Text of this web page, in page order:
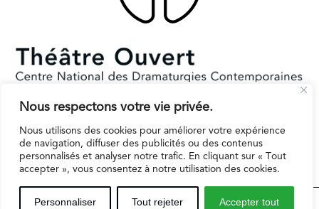
Nous respectons votre vie privée.
Nous utilisons des cookies pour améliorer votre expérience
de navigation, diffuser des publicités ou des contenus
personnalisés et analyser notre trafic. En cliquant sur « Tout
accepter », vous consentez à notre utilisation des cookies.
Personnaliser Tout rejeter Accepter tout
Subventionné par le Ministère de la Culture et la Ville de Paris.
Il reçoit le soutien de la région Ile-de-France pour l’EPAT
Espaces professionnels Contact Mentions légales